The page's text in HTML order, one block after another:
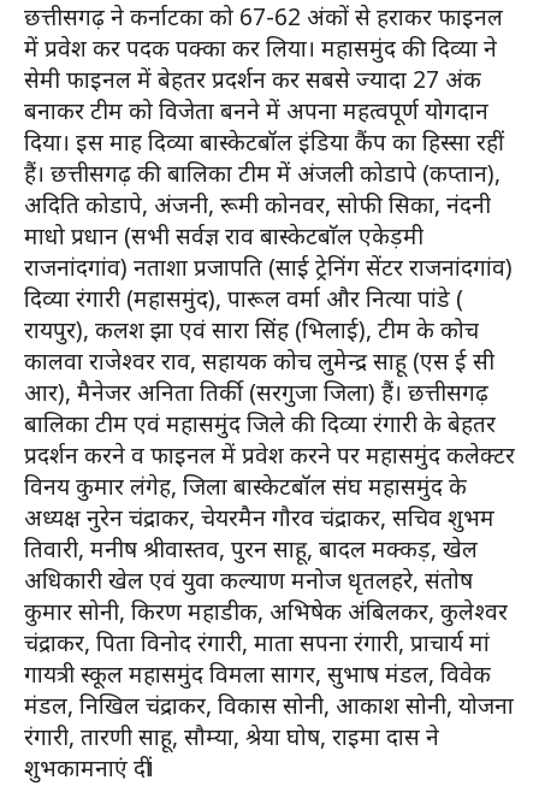
छत्तीसगढ़ ने कर्नाटका को 67-62 अंकों से हराकर फाइनल
में प्रवेश कर पदक पक्का कर लिया। महासमुंद की दिव्या ने
सेमी फाइनल में बेहतर प्रदर्शन कर सबसे ज्यादा 27 अंक
बनाकर टीम को विजेता बनने में अपना महत्वपूर्ण योगदान
दिया। इस माह दिव्या बास्केटबॉल इंडिया कैंप का हिस्सा रहीं
हैं। छत्तीसगढ़ की बालिका टीम में अंजली कोडापे (कप्तान),
अदिति कोडापे, अंजनी, रूमी कोनवर, सोफी सिका, नंदनी
माधो प्रधान (सभी सर्वज्ञ राव बास्केटबाॅल एकेड़मी
राजनांदगांव) नताशा प्रजापति (साई ट्रेनिंग सेंटर राजनांदगांव)
दिव्या रंगारी (महासमुंद), पारूल वर्मा और नित्या पांडे (
रायपुर), कलश झा एवं सारा सिंह (भिलाई), टीम के कोच
कालवा राजेश्वर राव, सहायक कोच लुमेन्द्र साहू (एस ई सी
आर), मैनेजर अनिता तिर्की (सरगुजा जिला) हैं। छत्तीसगढ़
बालिका टीम एवं महासमुंद जिले की दिव्या रंगारी के बेहतर
प्रदर्शन करने व फाइनल में प्रवेश करने पर महासमुंद कलेक्टर
विनय कुमार लंगेह, जिला बास्केटबॉल संघ महासमुंद के
अध्यक्ष नुरेन चंद्राकर, चेयरमैन गौरव चंद्राकर, सचिव शुभम
तिवारी, मनीष श्रीवास्तव, पुरन साहू, बादल मक्कड़, खेल
अधिकारी खेल एवं युवा कल्याण मनोज धृतलहरे, संतोष
कुमार सोनी, किरण महाडीक, अभिषेक अंबिलकर, कुलेश्वर
चंद्राकर, पिता विनोद रंगारी, माता सपना रंगारी, प्राचार्य मां
गायत्री स्कूल महासमुंद विमला सागर, सुभाष मंडल, विवेक
मंडल, निखिल चंद्राकर, विकास सोनी, आकाश सोनी, योजना
रंगारी, तारणी साहू, सौम्या, श्रेया घोष, राइमा दास ने
शुभकामनाएं दीं।